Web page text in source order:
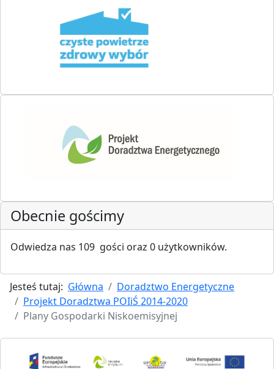
Obecnie gościmy
Odwiedza nas 109 gości oraz 0 użytkowników.
Jesteś tutaj: Główna
Doradztwo Energetyczne
Projekt Doradztwa POIiŚ 2014-2020
Plany Gospodarki Niskoemisyjnej